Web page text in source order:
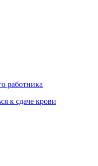
работника
к сдаче крови